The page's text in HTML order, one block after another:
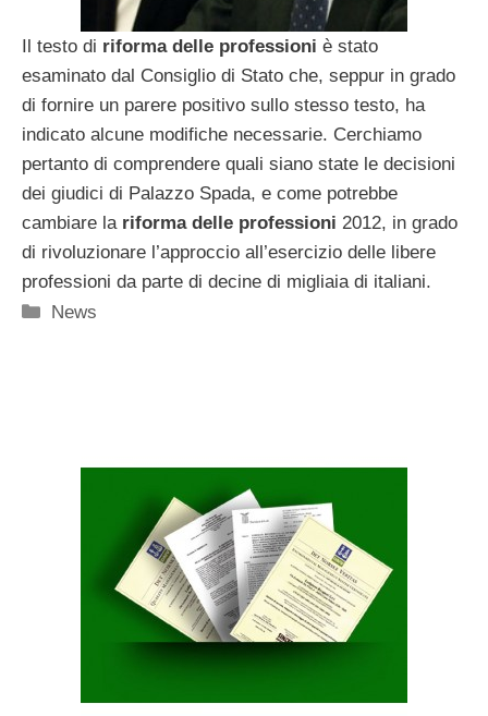
Il testo di riforma delle professioni è stato
esaminato dal Consiglio di Stato che, seppur in grado
di fornire un parere positivo sullo stesso testo, ha
indicato alcune modifiche necessarie. Cerchiamo
pertanto di comprendere quali siano state le decisioni
dei giudici di Palazzo Spada, e come potrebbe
cambiare la riforma delle professioni 2012, in grado
di rivoluzionare l’approccio all’esercizio delle libere
professioni da parte di decine di migliaia di italiani.
Categorie
News